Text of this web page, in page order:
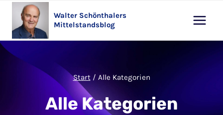
Inhalt
springen
Walter Schönthalers
Mittelstandsblog
Start / Alle Kategorien
Alle Kategorien